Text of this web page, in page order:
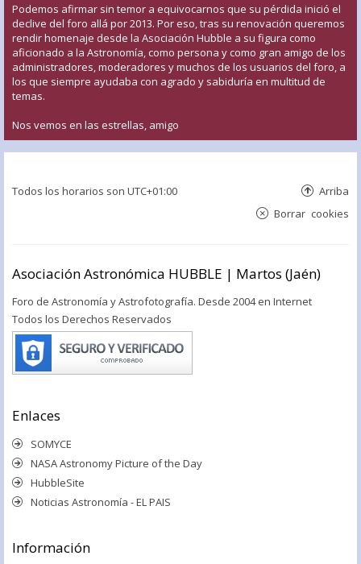
Podemos afirmar sin temor a equivocarnos que su pérdida inició el
declive del foro allá por 2013. Por eso, tras su renovación queremos
rendir homenaje desde la Asociación Hubble a su figura como
aficionado a la Astronomía, como persona y como gran amigo de los
administradores, moderadores y muchos de los usuarios del foro, a
los que siempre ayudaba con agrado y sabiduría en multitud de
temas.
Nos vemos en las estrellas, amigo
Todos los horarios son UTC+01:00 Arriba
Borrar cookies
Asociación Astronómica HUBBLE | Martos (Jaén)
Foro de Astronomía y Astrofotografía. Desde 2004 en Internet
Todos los Derechos Reservados
Enlaces
SOMYCE
NASA Astronomy Picture of the Day
HubbleSite
Noticias Astronomía - EL PAIS
Información